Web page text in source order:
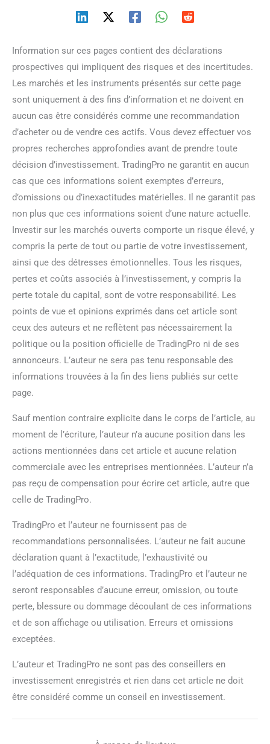
Information sur ces pages contient des déclarations
prospectives qui impliquent des risques et des incertitudes.
Les marchés et les instruments présentés sur cette page
sont uniquement à des fins d’information et ne doivent en
aucun cas être considérés comme une recommandation
d’acheter ou de vendre ces actifs. Vous devez effectuer vos
propres recherches approfondies avant de prendre toute
décision d’investissement. TradingPro ne garantit en aucun
cas que ces informations soient exemptes d’erreurs,
d’omissions ou d’inexactitudes matérielles. Il ne garantit pas
non plus que ces informations soient d’une nature actuelle.
Investir sur les marchés ouverts comporte un risque élevé, y
compris la perte de tout ou partie de votre investissement,
ainsi que des détresses émotionnelles. Tous les risques,
pertes et coûts associés à l’investissement, y compris la
perte totale du capital, sont de votre responsabilité. Les
points de vue et opinions exprimés dans cet article sont
ceux des auteurs et ne reflètent pas nécessairement la
politique ou la position officielle de TradingPro ni de ses
annonceurs. L’auteur ne sera pas tenu responsable des
informations trouvées à la fin des liens publiés sur cette
page.
Sauf mention contraire explicite dans le corps de l’article, au
moment de l’écriture, l’auteur n’a aucune position dans les
actions mentionnées dans cet article et aucune relation
commerciale avec les entreprises mentionnées. L’auteur n’a
pas reçu de compensation pour écrire cet article, autre que
celle de TradingPro.
TradingPro et l’auteur ne fournissent pas de
recommandations personnalisées. L’auteur ne fait aucune
déclaration quant à l’exactitude, l’exhaustivité ou
l’adéquation de ces informations. TradingPro et l’auteur ne
seront responsables d’aucune erreur, omission, ou toute
perte, blessure ou dommage découlant de ces informations
et de son affichage ou utilisation. Erreurs et omissions
exceptées.
L’auteur et TradingPro ne sont pas des conseillers en
investissement enregistrés et rien dans cet article ne doit
être considéré comme un conseil en investissement.